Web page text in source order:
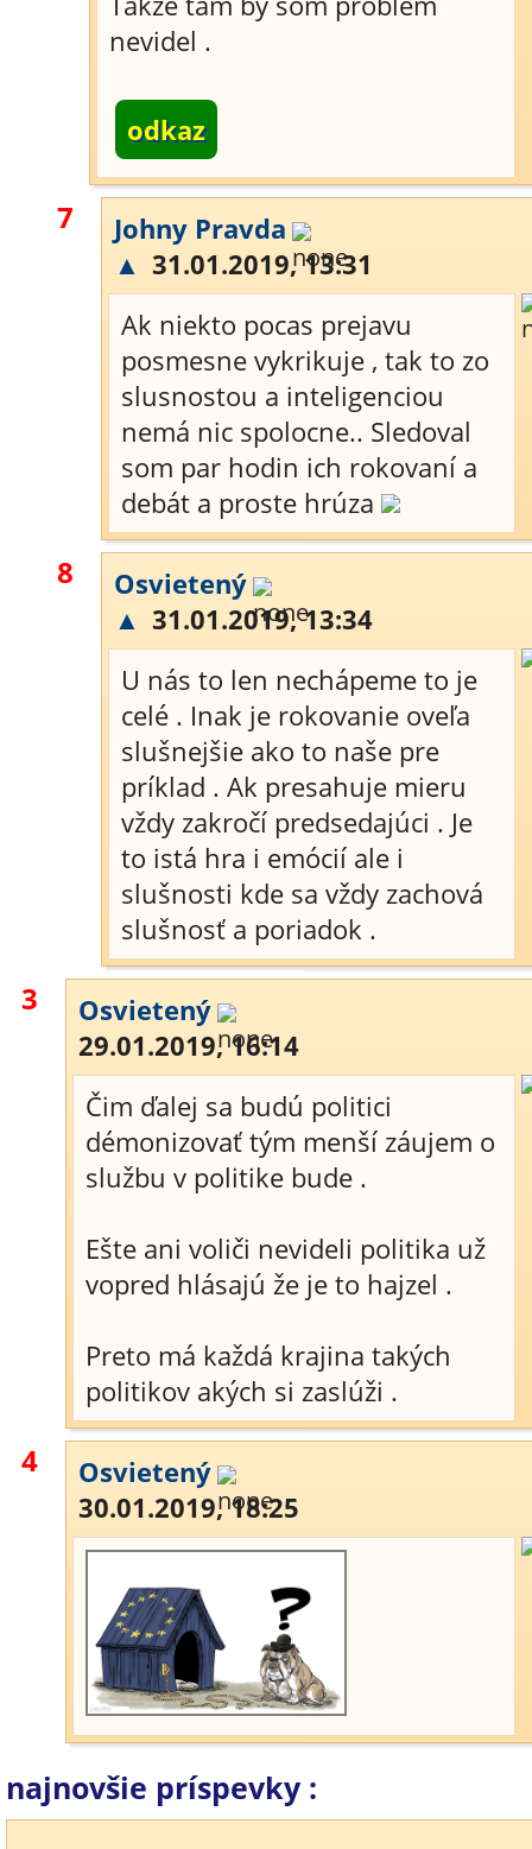
nevidel .
odkaz
7
Johny Pravda
▲ 31.01.2019, 13:31
Ak niekto pocas prejavu
posmesne vykrikuje , tak to zo
slusnostou a inteligenciou
nemá nic spolocne.. Sledoval
som par hodin ich rokovaní a
debát a proste hrúza
8
Osvietený
▲ 31.01.2019, 13:34
U nás to len nechápeme to je
celé . Inak je rokovanie oveľa
slušnejšie ako to naše pre
príklad . Ak presahuje mieru
vždy zakročí predsedajúci . Je
to istá hra i emócií ale i
slušnosti kde sa vždy zachová
slušnosť a poriadok .
3
Osvietený
29.01.2019, 16:14
Čim ďalej sa budú politici
démonizovať tým menší záujem o
službu v politike bude .
Ešte ani voliči nevideli politika už
vopred hlásajú že je to hajzel .
Preto má každá krajina takých
politikov akých si zaslúži .
4
Osvietený
30.01.2019, 18:25
najnovšie príspevky :